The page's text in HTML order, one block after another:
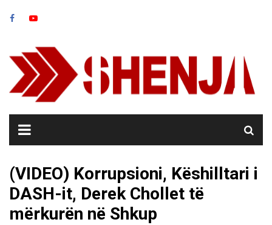
(VIDEO) Korrupsioni, Këshilltari i
DASH-it, Derek Chollet të
mërkurën në Shkup